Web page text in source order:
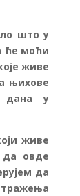
што у
ће моћи
живе
њихове
дана у
живе
да овде
да